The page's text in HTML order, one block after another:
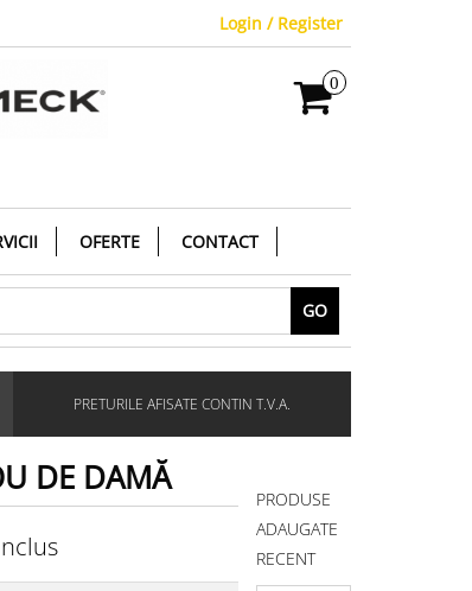
Login / Register
0
OFERTE CONTACT
GO
PRETURILE AFISATE CONTIN T.V.A.
DE DAMĂ
PRODUSE
ADAUGATE
RECENT